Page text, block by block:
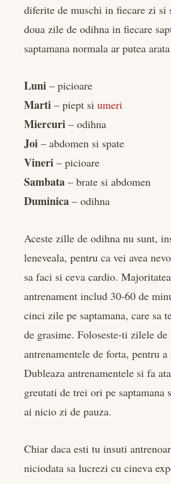
diferite de muschi in fiecare zi si
doua zile de odihna in fiecare
saptamana normala ar putea
Luni – picioare
Marti – piept si umeri
Miercuri – odihna
Joi – abdomen si spate
Vineri – picioare
Sambata – brate si abdomen
Duminica – odihna
Aceste zille de odihna nu sunt,
leneveala, pentru ca vei avea
sa faci si ceva cardio.
antrenament includ 30-60 de
cinci zile pe saptamana, care sa
de grasime. Foloseste-ti zilele de
antrenamentele de forta, pentru
Dubleaza antrenamentele si fa
greutati de trei ori pe saptamana
ai nicio zi de pauza.
Chiar daca esti tu insuti
niciodata sa lucrezi cu cineva